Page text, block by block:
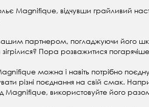
Magnifique, відчувши грайливий
партнером, погладжуючи його
Пора розважитися
можна і навіть потрібно
різні поєднання на свій смак.
Magnifique, використовуйте його